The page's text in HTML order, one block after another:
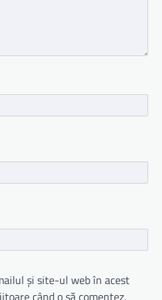
și site-ul web în acest
când o să comentez.